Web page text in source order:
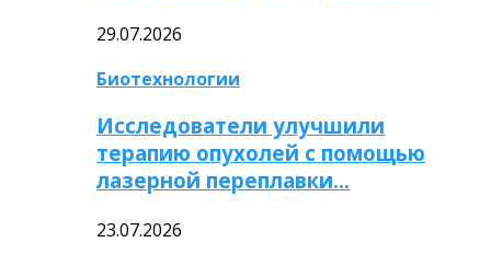
29.07.2026
Биотехнологии
Исследователи улучшили
терапию опухолей с помощью
лазерной переплавки…
23.07.2026